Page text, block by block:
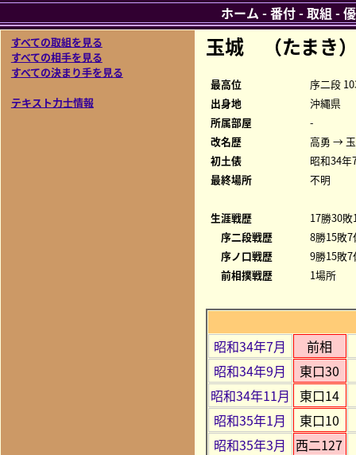
すべての取組を見る
すべての相手を見る
すべての決まり手を見る
テキスト力士情報
玉城 （たまき
最高位
序二段
出身地
沖縄県
所属部屋
-
改名歴
高勇 →
初土俵
昭和34年
最終場所
不明
生涯戦歴
17勝30
序二段戦歴
8勝15敗
序ノ口戦歴
9勝15敗
前相撲戦歴
1場所
昭和34年7月
前相
昭和34年9月
東口30
昭和34年11月
東口14
昭和35年1月
東口10
昭和35年3月
西二127
ホーム -番付-取組 -